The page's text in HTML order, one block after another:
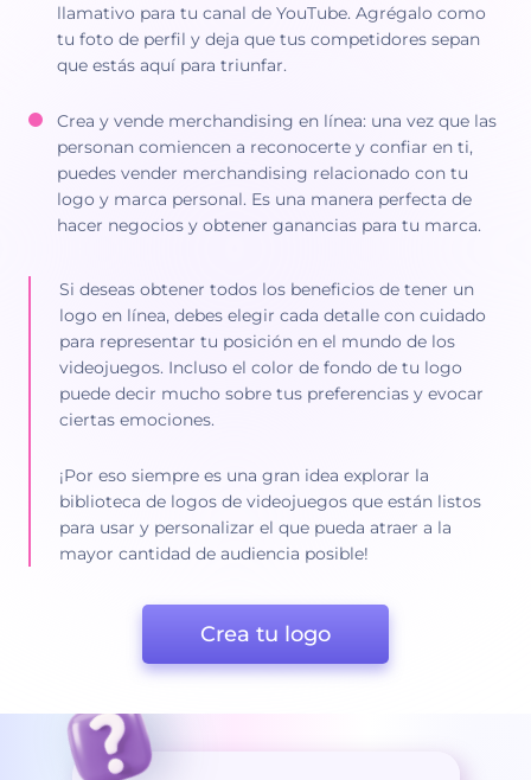
llamativo para tu canal de YouTube. Agrégalo como
tu foto de perfil y deja que tus competidores sepan
que estás aquí para triunfar.
Crea y vende merchandising en línea: una vez que las
personan comiencen a reconocerte y confiar en ti,
puedes vender merchandising relacionado con tu
logo y marca personal. Es una manera perfecta de
hacer negocios y obtener ganancias para tu marca.
Si deseas obtener todos los beneficios de tener un
logo en línea, debes elegir cada detalle con cuidado
para representar tu posición en el mundo de los
videojuegos. Incluso el color de fondo de tu logo
puede decir mucho sobre tus preferencias y evocar
ciertas emociones.
¡Por eso siempre es una gran idea explorar la
biblioteca de logos de videojuegos que están listos
para usar y personalizar el que pueda atraer a la
mayor cantidad de audiencia posible!
Crea tu logo